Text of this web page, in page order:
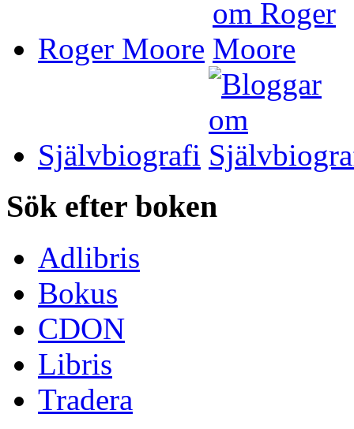
Roger Moore
Självbiografi
Sök efter boken
Adlibris
Bokus
CDON
Libris
Tradera